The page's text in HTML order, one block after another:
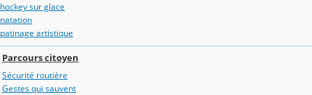
hockey sur glace
natation
patinage artistique
Parcours citoyen
Sécurité routière
Gestes qui sauvent